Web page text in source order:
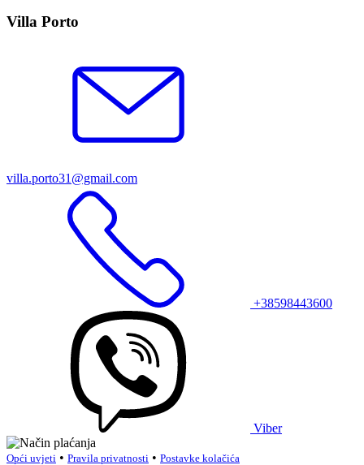
+
Villa Porto
villa.porto31@gmail.com
+38598443600
Viber
Opći uvjeti • Pravila privatnosti • Postavke kolačića